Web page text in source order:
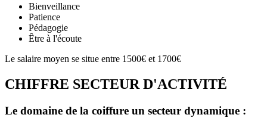
Bienveillance
Patience
Pédagogie
Être à l'écoute
Le salaire moyen se situe entre 1500€ et 1700€
CHIFFRE SECTEUR D'ACTIVITÉ
Le domaine de la coiffure un secteur dynamique :